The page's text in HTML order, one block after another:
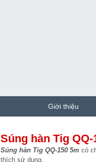
Giới thiệu
Súng hàn Tig QQ-
Súng hàn Tig QQ-150 5m có
thích sử dụng.